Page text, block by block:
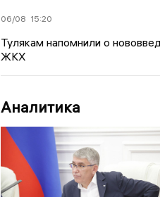
06/08 15:20
Тулякам напомнили о
ЖКХ
Аналитика